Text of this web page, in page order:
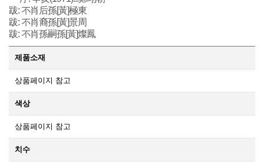
跋: 不肖后孫[黃]極東
跋: 不肖裔孫[黃]景周
跋: 不肖孫嗣孫[黃]燦鳳
제품소재
상품페이지 참고
색상
상품페이지 참고
치수